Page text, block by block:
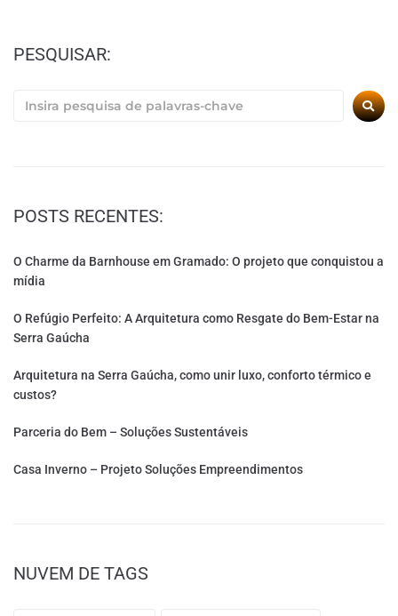
PESQUISAR:
POSTS RECENTES:
O Charme da Barnhouse em Gramado: O projeto que conquistou a
mídia
O Refúgio Perfeito: A Arquitetura como Resgate do Bem-Estar na
Serra Gaúcha
Arquitetura na Serra Gaúcha, como unir luxo, conforto térmico e
custos?
Parceria do Bem – Soluções Sustentáveis
Casa Inverno – Projeto Soluções Empreendimentos
NUVEM DE TAGS